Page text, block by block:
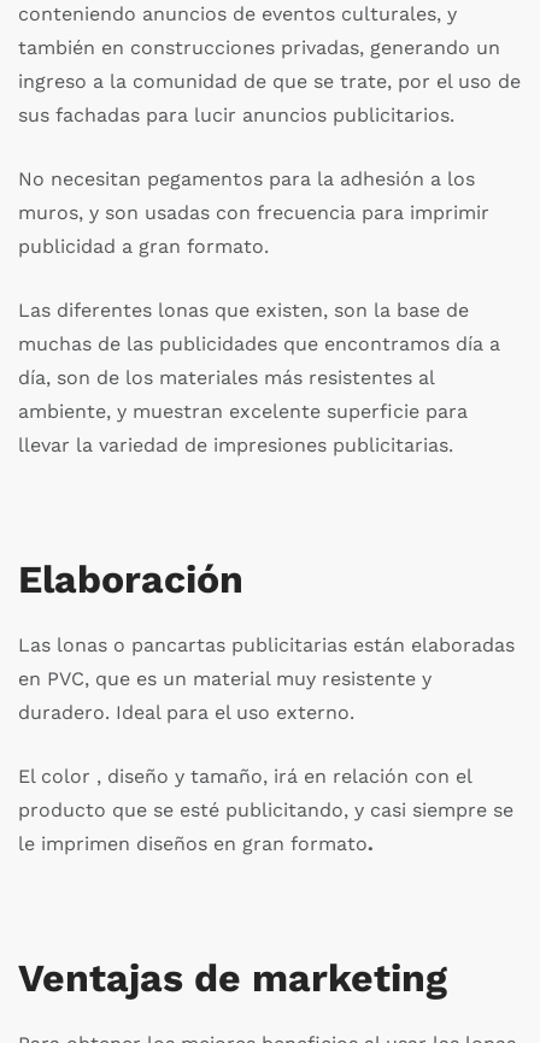
conteniendo anuncios de eventos culturales, y
también en construcciones privadas, generando un
ingreso a la comunidad de que se trate, por el uso de
sus fachadas para lucir anuncios publicitarios.
No necesitan pegamentos para la adhesión a los
muros, y son usadas con frecuencia para imprimir
publicidad a gran formato.
Las diferentes lonas que existen, son la base de
muchas de las publicidades que encontramos día a
día, son de los materiales más resistentes al
ambiente, y muestran excelente superficie para
llevar la variedad de impresiones publicitarias.
Elaboración
Las lonas o pancartas publicitarias están elaboradas
en PVC, que es un material muy resistente y
duradero. Ideal para el uso externo.
El color , diseño y tamaño, irá en relación con el
producto que se esté publicitando, y casi siempre se
le imprimen diseños en gran formato.
Ventajas de marketing